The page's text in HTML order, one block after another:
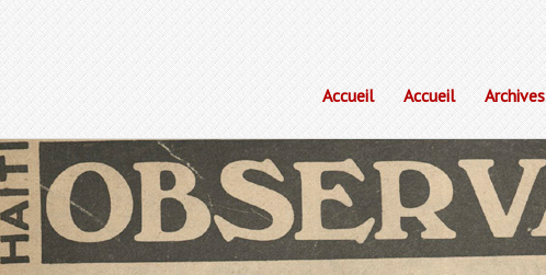
Accueil Accueil Archives